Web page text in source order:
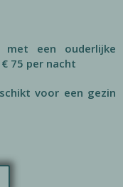
een ouderlijke
€ 75 per nacht
voor een gezin